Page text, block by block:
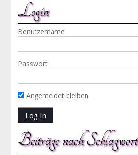
Login
Benutzername
Passwort
Angemeldet bleiben
Beiträge nach Schlagwort